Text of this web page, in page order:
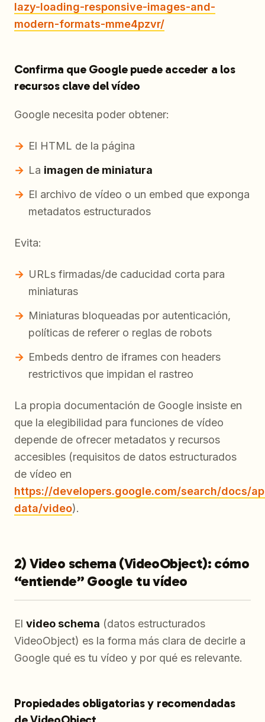
lazy-loading-responsive-images-and-
modern-formats-mme4pzvr/
Confirma que Google puede acceder a los
recursos clave del vídeo
Google necesita poder obtener:
El HTML de la página
La imagen de miniatura
El archivo de vídeo o un embed que exponga
metadatos estructurados
Evita:
URLs firmadas/de caducidad corta para
miniaturas
Miniaturas bloqueadas por autenticación,
políticas de referer o reglas de robots
Embeds dentro de iframes con headers
restrictivos que impidan el rastreo
La propia documentación de Google insiste en
que la elegibilidad para funciones de vídeo
depende de ofrecer metadatos y recursos
accesibles (requisitos de datos estructurados
de vídeo en
https://developers.google.com/search/docs/
data/video).
2) Video schema (VideoObject): cómo
“entiende” Google tu vídeo
El video schema (datos estructurados
VideoObject) es la forma más clara de decirle a
Google qué es tu vídeo y por qué es relevante.
Propiedades obligatorias y recomendadas